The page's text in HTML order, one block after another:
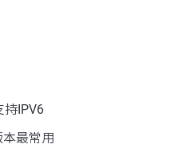
持IPV6
最常用